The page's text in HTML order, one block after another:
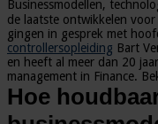
Businessmodellen,
de laatste ontwikkelen
gingen in gesprek met
controllersopleiding Bart
en heeft al meer dan 20
management in Finance.
Hoe